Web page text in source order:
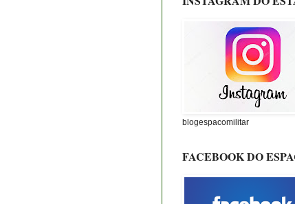
blogespacomilitar
FACEBOOK DO